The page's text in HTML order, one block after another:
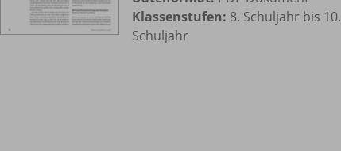
Klassenstufen: 8. Schuljahr bis 10.
Schuljahr